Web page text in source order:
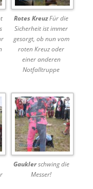
Rotes KreuzFür die
Sicherheit ist immer
gesorgt, ob nun vom
roten Kreuz oder
einer anderen
Notfalltruppe
Gauklerschwing die
Messer!